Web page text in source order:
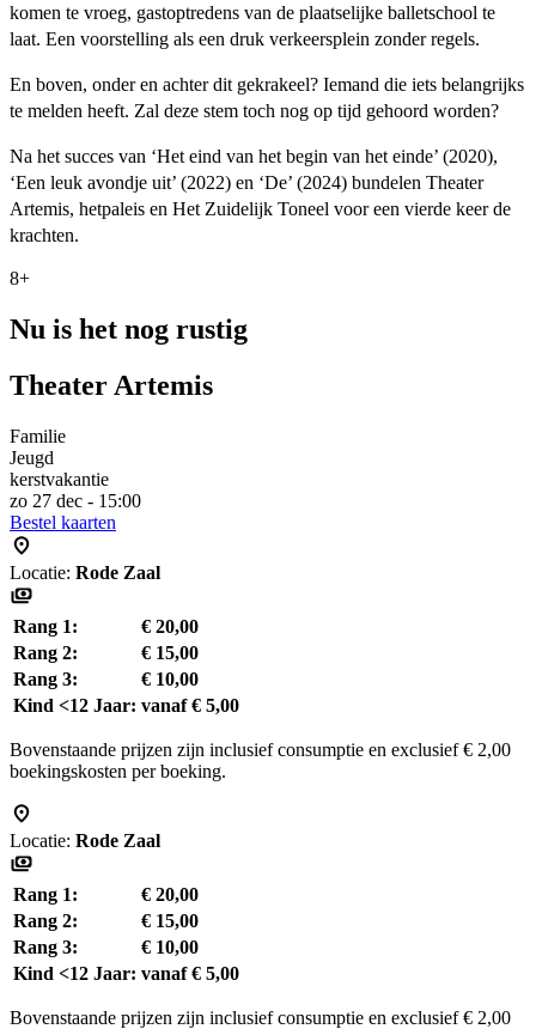
komen te vroeg, gastoptredens van de plaatselijke balletschool te
laat. Een voorstelling als een druk verkeersplein zonder regels.
En boven, onder en achter dit gekrakeel? Iemand die iets belangrijks
te melden heeft. Zal deze stem toch nog op tijd gehoord worden?
Na het succes van ‘Het eind van het begin van het einde’ (2020),
‘Een leuk avondje uit’ (2022) en ‘De’ (2024) bundelen Theater
Artemis, hetpaleis en Het Zuidelijk Toneel voor een vierde keer de
krachten.
8+
Nu is het nog rustig
Theater Artemis
Familie
Jeugd
kerstvakantie
zo 27 dec - 15:00
Bestel kaarten
Locatie: Rode Zaal
Rang 1:
€ 20,00
Rang 2:
€ 15,00
Rang 3:
€ 10,00
Kind <12 Jaar: vanaf € 5,00
Bovenstaande prijzen zijn inclusief consumptie en exclusief € 2,00
boekingskosten per boeking.
Locatie: Rode Zaal
Rang 1:
€ 20,00
Rang 2:
€ 15,00
Rang 3:
€ 10,00
Kind <12 Jaar: vanaf € 5,00
Bovenstaande prijzen zijn inclusief consumptie en exclusief € 2,00